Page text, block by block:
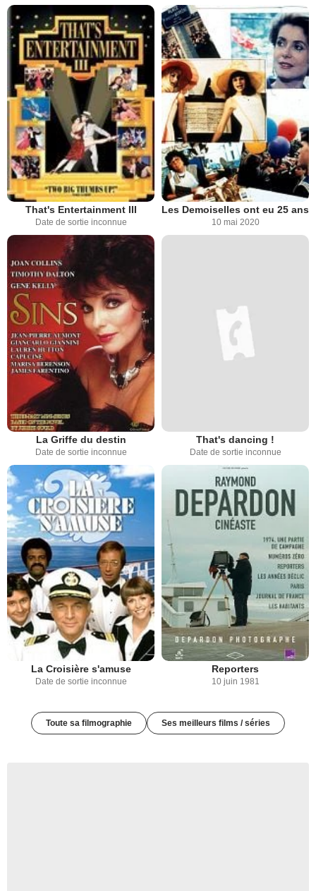
That's Entertainment III
Date de sortie inconnue
Les Demoiselles ont eu 25 ans
10 mai 2020
La Griffe du destin
Date de sortie inconnue
That's dancing !
Date de sortie inconnue
La Croisière s'amuse
Date de sortie inconnue
Reporters
10 juin 1981
Toute sa filmographie Ses meilleurs films / séries